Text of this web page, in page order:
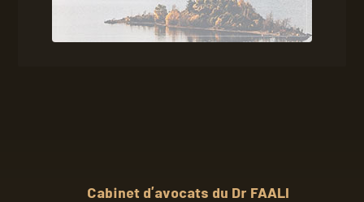
Cabinet d’avocats du Dr FAALI